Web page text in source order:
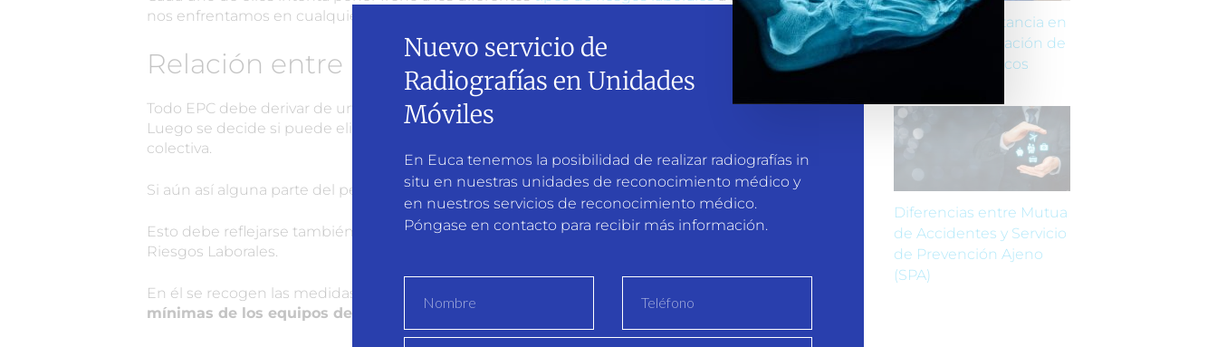
nos enfrentamos en cualquier empresa.
Relación entre EPC y evaluación de riesgos
Todo EPC debe derivar de una evaluación profesional. Primero se identifica el peligro.
Luego se decide si puede eliminarse o reducirse mediante medidas de protección
colectiva.
Si aún así alguna parte del peligro persiste, se recurre a la protección individual.
Esto debe reflejarse también en el plan de prevenciónque exige la Ley de Prevención de
Riesgos Laborales.
En él se recogen las medidas preventivas necesarias y se contemplan las
mínimas de los equipos de protección individual y colectiva
Embarazo y lactancia en
el trabajo: Evaluación de
riesgos específicos
Diferencias entre Mutua
de Accidentes y Servicio
de Prevención Ajeno
(SPA)
Nuevo servicio de
Radiografías en Unidades
Móviles
En Euca tenemos la posibilidad de realizar radiografías in
situ en nuestras unidades de reconocimiento médico y
en nuestros servicios de reconocimiento médico.
Póngase en contacto para recibir más información.